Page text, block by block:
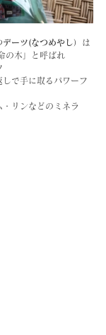
デーツ(なつめやし） は
の木」と呼ばれ
しで手に取るパワーフ
リンなどのミネラ